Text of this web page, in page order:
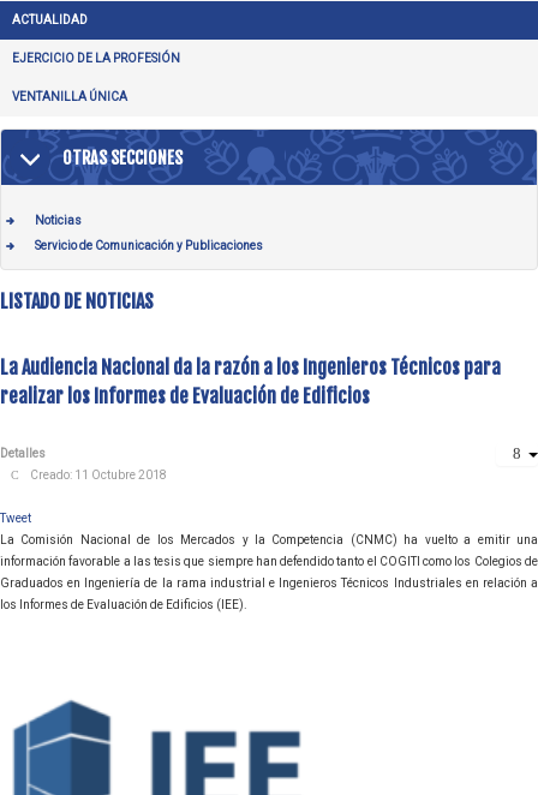
ACTUALIDAD
EJERCICIO DE LA PROFESIÓN
VENTANILLA ÚNICA
OTRAS SECCIONES
Noticias
Servicio de Comunicación y Publicaciones
LISTADO DE NOTICIAS
La Audiencia Nacional da la razón a los Ingenieros Técnicos para
realizar los Informes de Evaluación de Edificios
Detalles
Creado: 11 Octubre 2018
Tweet
La Comisión Nacional de los Mercados y la Competencia (CNMC) ha vuelto a emitir una
información favorable a las tesis que siempre han defendido tanto el COGITI como los Colegios de
Graduados en Ingeniería de la rama industrial e Ingenieros Técnicos Industriales en relación a
los Informes de Evaluación de Edificios (IEE).